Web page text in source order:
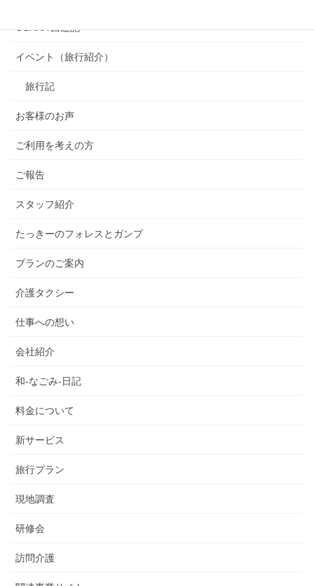
OSAKA 西遊記
イベント（旅行紹介）
旅行記
お客様のお声
ご利用を考えの方
ご報告
スタッフ紹介
たっきーのフォレスとガンプ
プランのご案内
介護タクシー
仕事への想い
会社紹介
和-なごみ-日記
料金について
新サービス
旅行プラン
現地調査
研修会
訪問介護